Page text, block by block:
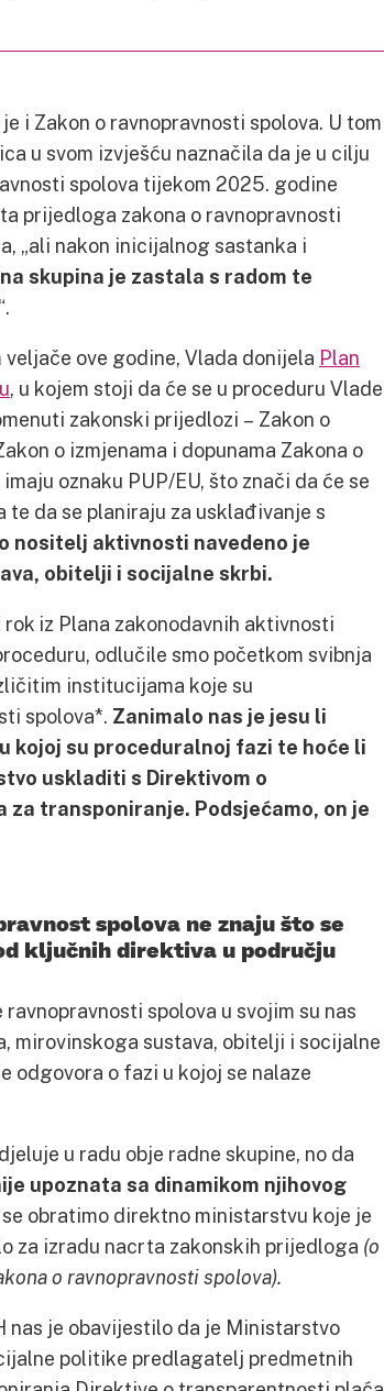
i Zakon o ravnopravnosti spolova. U tom
u svom izvješću naznačila da je u cilju
spolova tijekom 2025. godine
prijedloga zakona o ravnopravnosti
„ali nakon inicijalnog sastanka i
skupina je zastala s radom te
“.
ove godine, Vlada donijela Plan
, u kojem stoji da će se u proceduru Vlade
zakonski prijedlozi – Zakon o
o izmjenama i dopunama Zakona o
oznaku PUP/EU, što znači da će se
da se planiraju za usklađivanje s
nositelj aktivnosti navedeno je
obitelji i socijalne skrbi.
iz Plana zakonodavnih aktivnosti
odlučile smo početkom svibnja
institucijama koje su
spolova*. Zanimalo nas je jesu li
kojoj su proceduralnoj fazi te hoće li
uskladiti s Direktivom o
transponiranje. Podsjećamo, on je
spolova ne znaju što se
ključnih direktiva u području
spolova u svojim su nas
mirovinskoga sustava, obitelji i socijalne
odgovora o fazi u kojoj se nalaze
u radu obje radne skupine, no da
upoznata sa dinamikom njihovog
obratimo direktno ministarstvu koje je
za izradu nacrta zakonskih prijedloga (o
o ravnopravnosti spolova).
nas je obavijestilo da je Ministarstvo
politike predlagatelj predmetnih